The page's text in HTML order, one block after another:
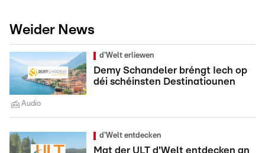
Weider News
d'Welt erliewen
Demy Schandeler bréngt Iech op
déi schéinsten Destinatiounen
Audio
d'Welt entdecken
Mat der ULT d'Welt entdecken an